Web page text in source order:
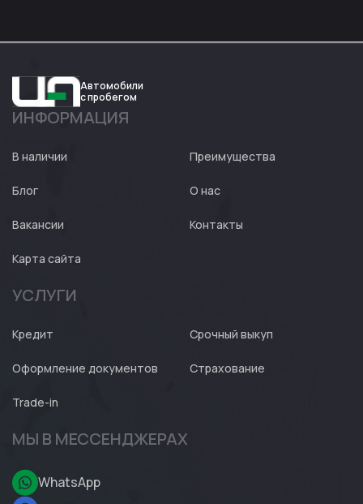
Авто
Автомобили
с пробегом
ИНФОРМАЦИЯ
В наличии Преимущества
Блог О нас
Вакансии Контакты
Карта сайта
УСЛУГИ
Кредит Срочный выкуп
Оформление документов Страхование
Trade-in
МЫ В МЕССЕНДЖЕРАХ
WhatsApp